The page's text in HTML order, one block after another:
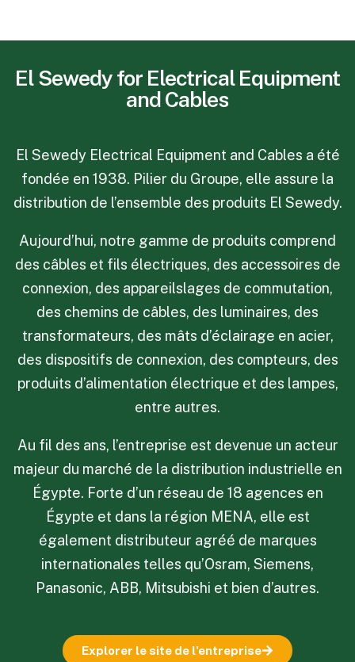
El Sewedy for Electrical Equipment
and Cables
El Sewedy Electrical Equipment and Cables a été
fondée en 1938. Pilier du Groupe, elle assure la
distribution de l’ensemble des produits El Sewedy.
Aujourd’hui, notre gamme de produits comprend
des câbles et fils électriques, des accessoires de
connexion, des appareilslages de commutation,
des chemins de câbles, des luminaires, des
transformateurs, des mâts d’éclairage en acier,
des dispositifs de connexion, des compteurs, des
produits d’alimentation électrique et des lampes,
entre autres.
Au fil des ans, l’entreprise est devenue un acteur
majeur du marché de la distribution industrielle en
Égypte. Forte d’un réseau de 18 agences en
Égypte et dans la région MENA, elle est
également distributeur agréé de marques
internationales telles qu’Osram, Siemens,
Panasonic, ABB, Mitsubishi et bien d’autres.
Explorer le site de l'entreprise